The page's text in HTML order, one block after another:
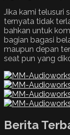
Jika kami telusuri
ternyata tidak
bahkan untuk
bagian bagasi
maupun depan
seat pun yang
Berita